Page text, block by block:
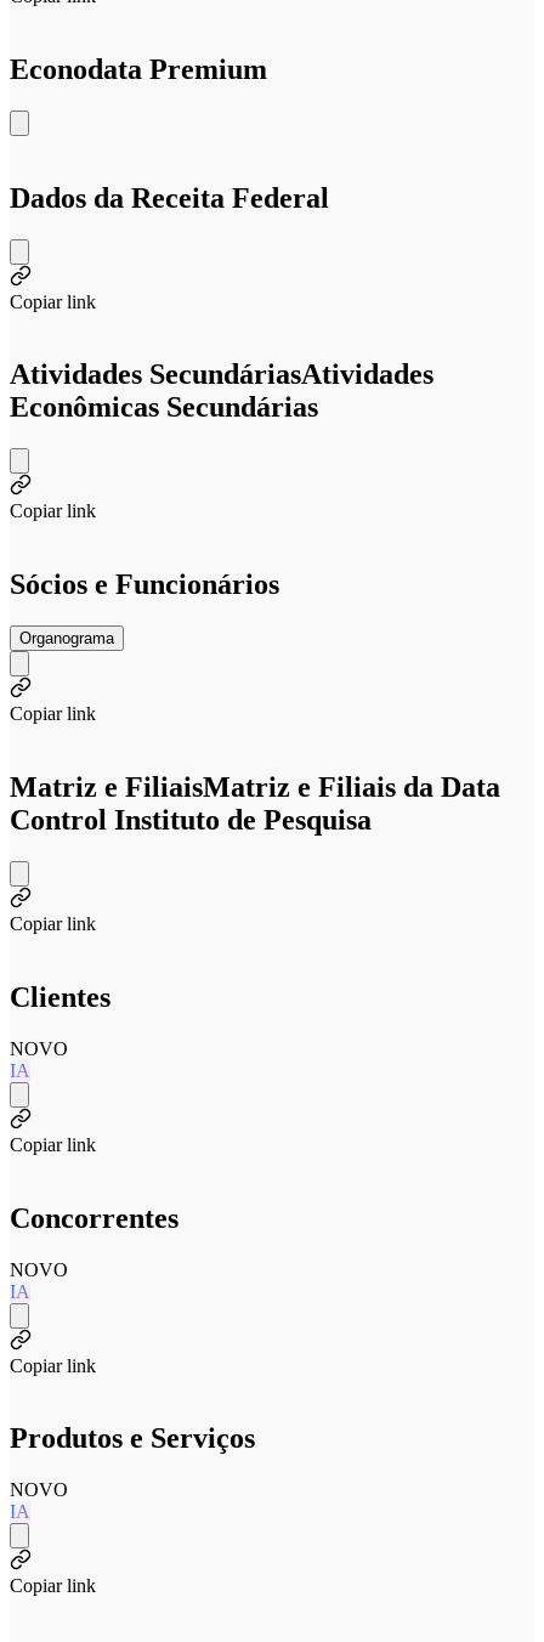
Econodata Premium
Dados da Receita Federal
Copiar link
Atividades SecundáriasAtividades
Econômicas Secundárias
Copiar link
Sócios e Funcionários
Organograma
Copiar link
Matriz e FiliaisMatriz e Filiais da Data
Control Instituto de Pesquisa
Copiar link
Clientes
NOVO
IA
Copiar link
Concorrentes
NOVO
IA
Copiar link
Produtos e Serviços
NOVO
IA
Copiar link